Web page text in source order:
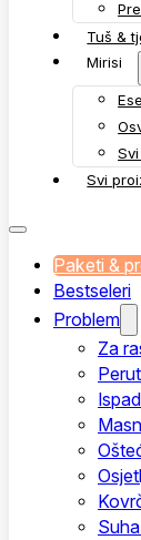
Tuš &
Mirisi
Svi
Paketi &
Bestseleri
Problem
Za
Perut